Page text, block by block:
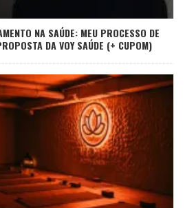
NA SAÚDE: MEU PROCESSO DE
DA VOY SAÚDE (+ CUPOM)